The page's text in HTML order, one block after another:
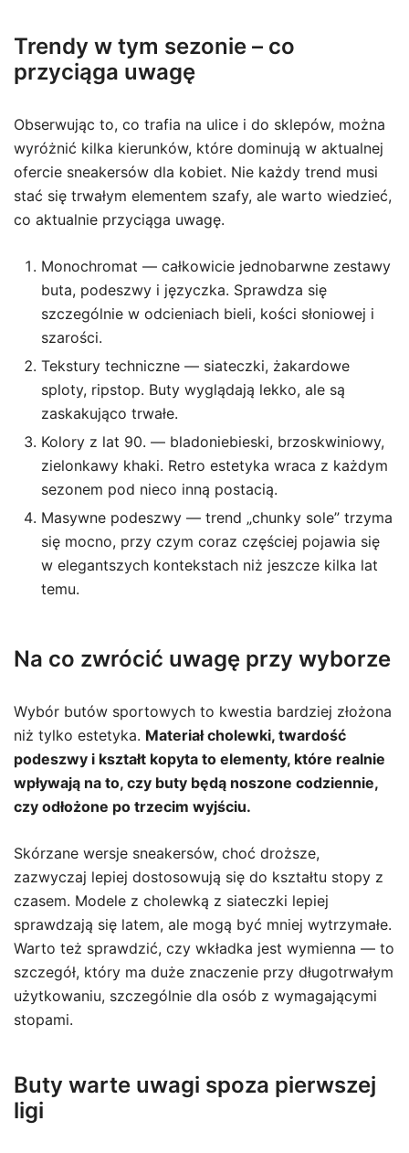
Trendy w tym sezonie – co
przyciąga uwagę
Obserwując to, co trafia na ulice i do sklepów, można
wyróżnić kilka kierunków, które dominują w aktualnej
ofercie sneakersów dla kobiet. Nie każdy trend musi
stać się trwałym elementem szafy, ale warto wiedzieć,
co aktualnie przyciąga uwagę.
Monochromat — całkowicie jednobarwne zestawy
buta, podeszwy i języczka. Sprawdza się
szczególnie w odcieniach bieli, kości słoniowej i
szarości.
Tekstury techniczne — siateczki, żakardowe
sploty, ripstop. Buty wyglądają lekko, ale są
zaskakująco trwałe.
Kolory z lat 90. — bladoniebieski, brzoskwiniowy,
zielonkawy khaki. Retro estetyka wraca z każdym
sezonem pod nieco inną postacią.
Masywne podeszwy — trend „chunky sole” trzyma
się mocno, przy czym coraz częściej pojawia się
w elegantszych kontekstach niż jeszcze kilka lat
temu.
Na co zwrócić uwagę przy wyborze
Wybór butów sportowych to kwestia bardziej złożona
niż tylko estetyka. Materiał cholewki, twardość
podeszwy i kształt kopyta to elementy, które realnie
wpływają na to, czy buty będą noszone codziennie,
czy odłożone po trzecim wyjściu.
Skórzane wersje sneakersów, choć droższe,
zazwyczaj lepiej dostosowują się do kształtu stopy z
czasem. Modele z cholewką z siateczki lepiej
sprawdzają się latem, ale mogą być mniej wytrzymałe.
Warto też sprawdzić, czy wkładka jest wymienna — to
szczegół, który ma duże znaczenie przy długotrwałym
użytkowaniu, szczególnie dla osób z wymagającymi
stopami.
Buty warte uwagi spoza pierwszej
ligi